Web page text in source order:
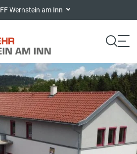
FF Wernstein am Inn